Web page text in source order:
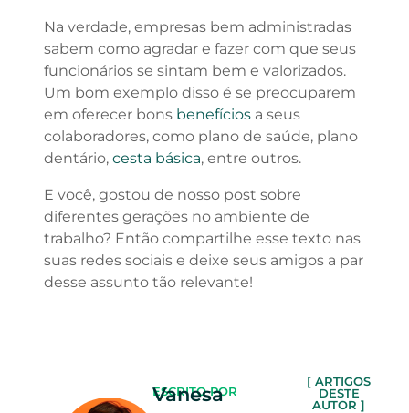
Na verdade, empresas bem administradas
sabem como agradar e fazer com que seus
funcionários se sintam bem e valorizados.
Um bom exemplo disso é se preocuparem
em oferecer bons benefíciosa seus
colaboradores, como plano de saúde, plano
dentário, cesta básica, entre outros.
E você, gostou de nosso post sobre
diferentes gerações no ambiente de
trabalho? Então compartilhe esse texto nas
suas redes sociais e deixe seus amigos a par
desse assunto tão relevante!
ESCRITO POR
Vanesa
[ ARTIGOS
DESTE
AUTOR ]